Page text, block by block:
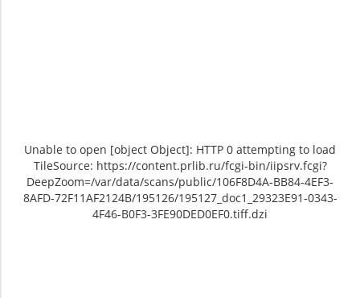
Unable to open [object Object]: HTTP 0 attempting to load
TileSource: https://content.prlib.ru/fcgi-bin/iipsrv.fcgi?
DeepZoom=/var/data/scans/public/106F8D4A-BB84-4EF3-
8AFD-72F11AF2124B/195126/195127_doc1_29323E91-0343-
4F46-B0F3-3FE90DED0EF0.tiff.dzi